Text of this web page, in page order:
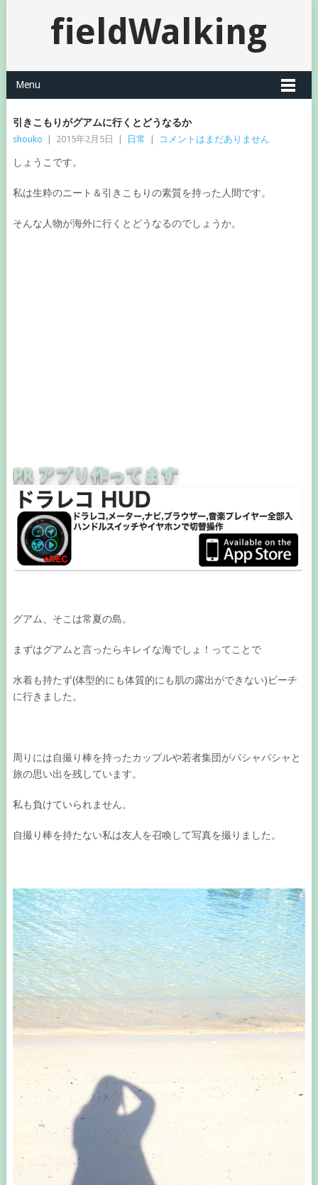
fieldWalking
Menu
引きこもりがグアムに行くとどうなるか
shouko 2015年2月5日 日常 コメントはまだありません
しょうこです。
私は生粋のニート＆引きこもりの素質を持った人間です。
そんな人物が海外に行くとどうなるのでしょうか。
PR アプリ作ってます
グアム、そこは常夏の島。
まずはグアムと言ったらキレイな海でしょ！ってことで
水着も持たず(体型的にも体質的にも肌の露出ができない)ビーチ
に行きました。
周りには自撮り棒を持ったカップルや若者集団がパシャパシャと
旅の思い出を残しています。
私も負けていられません。
自撮り棒を持たない私は友人を召喚して写真を撮りました。